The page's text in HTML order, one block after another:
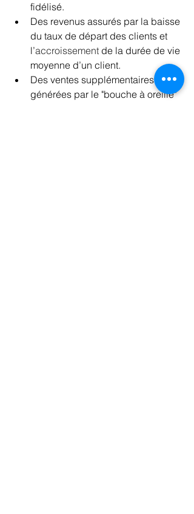
fidélisé.
Des revenus assurés par la baisse
du taux de départ des clients et
l’accroissement de la durée de vie
moyenne d’un client.
Des ventes supplémentaires
générées par le "bouche à oreille"